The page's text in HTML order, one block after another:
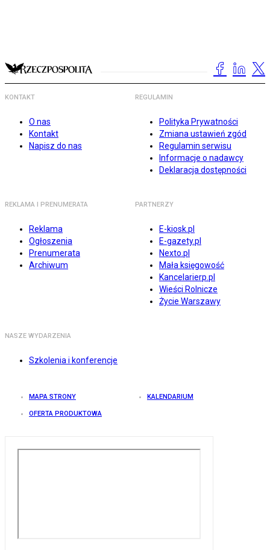
KONTAKT
O nas
Kontakt
Napisz do nas
REGULAMIN
Polityka Prywatności
Zmiana ustawień zgód
Regulamin serwisu
Informacje o nadawcy
Deklaracja dostępności
REKLAMA I PRENUMERATA
Reklama
Ogłoszenia
Prenumerata
Archiwum
PARTNERZY
E-kiosk.pl
E-gazety.pl
Nexto.pl
Mała księgowość
Kancelarierp.pl
Wieści Rolnicze
Życie Warszawy
NASZE WYDARZENIA
Szkolenia i konferencje
MAPA STRONY KALENDARIUM
OFERTA PRODUKTOWA